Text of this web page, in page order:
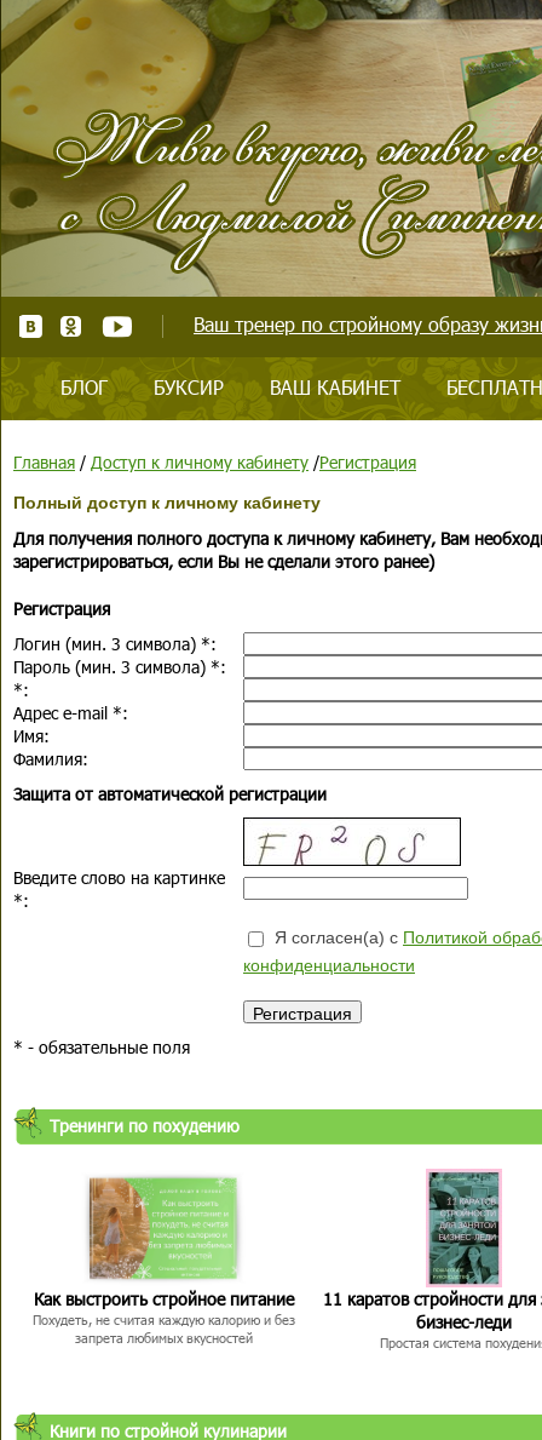
Ваш тренер по стройному образу
БЛОГ БУКСИР ВАШ КАБИНЕТ
Главная / Доступ к личному кабинету /Регистрация
Полный доступ к личному кабинету
Для получения полного доступа к личному кабинету, Вам
зарегистрироваться, если Вы не сделали этого ранее)
Регистрация
Логин (мин. 3 символа) *:
Пароль (мин. 3 символа) *:
*:
Адрес e-mail *:
Имя:
Фамилия:
Защита от автоматической регистрации
Введите слово на картинке
*:
Я согласен(а) с Политикой
конфиденциальности
* - обязательные поля
Тренинги по похудению
Как выстроить стройное питание
Похудеть, не считая каждую калорию и без
запрета любимых вкусностей
11 каратов стройности для
бизнес-леди
Простая система
Книги по стройной кулинарии